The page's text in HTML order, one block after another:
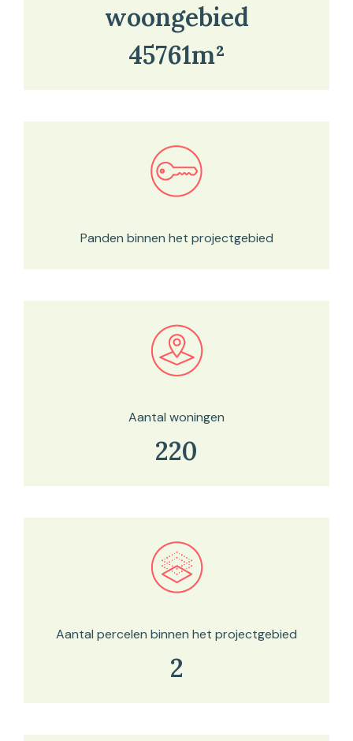
woongebied
45761m²
Bekijk in onze kaartviewer
Panden binnen het projectgebied
Bekijk in onze kaartviewer
Aantal woningen
220
Bekijk in onze kaartviewer
Aantal percelen binnen het projectgebied
2